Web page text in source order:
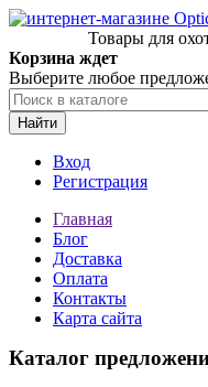
Товары для
Корзина ждет
Выберите любое
Найти
Вход
Регистрация
Главная
Блог
Доставка
Оплата
Контакты
Карта сайта
Каталог